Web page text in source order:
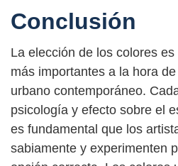
Conclusión
La elección de los colores
más importantes a la hora
urbano contemporáneo.
psicología y efecto sobre el
es fundamental que los
sabiamente y experimenten